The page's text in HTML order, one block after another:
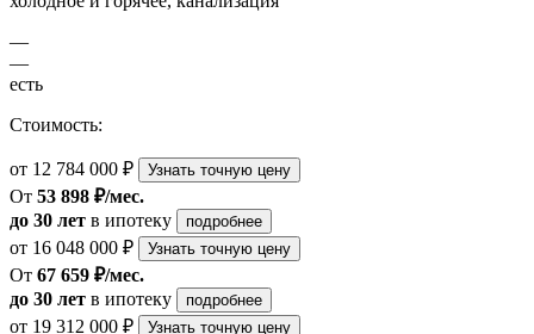
—
—
есть
Стоимость:
от 12 784 000 ₽ Узнать точную цену
От 53 898 ₽/мес.
до 30 лет в ипотеку подробнее
от 16 048 000 ₽ Узнать точную цену
От 67 659 ₽/мес.
до 30 лет в ипотеку подробнее
от 19 312 000 ₽ Узнать точную цену